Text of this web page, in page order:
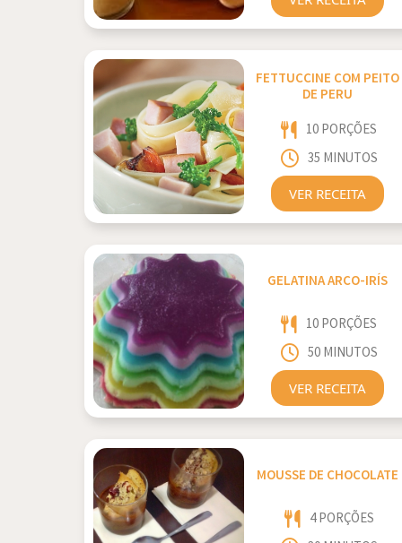
FETTUCCINE COM PEITO
DE PERU
10 PORÇÕES
35 MINUTOS
VER RECEITA
GELATINA ARCO-IRÍS
10 PORÇÕES
50 MINUTOS
VER RECEITA
MOUSSE DE CHOCOLATE
4 PORÇÕES